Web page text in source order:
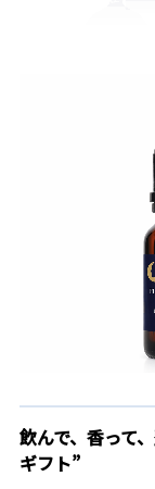
飲んで、香って
ギフト”